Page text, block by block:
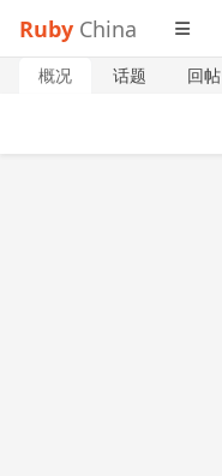
Ruby China
概况 话题 回帖